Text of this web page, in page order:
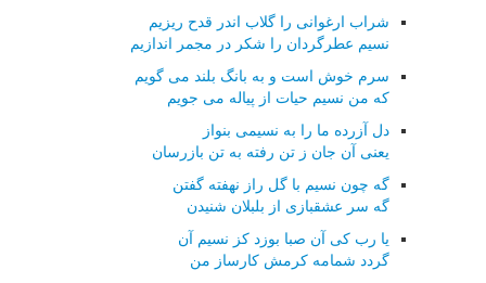
شراب ارغوانی را گلاب اندر قدح ریزیم
نسیم عطرگردان را شکر در مجمر اندازیم
سرم خوش است و به بانگ بلند می گویم
که من نسیم حیات از پیاله می جویم
دل آزرده ما را به نسیمی بنواز
یعنی آن جان ز تن رفته به تن بازرسان
گه چون نسیم با گل راز نهفته گفتن
گه سر عشقبازی از بلبلان شنیدن
یا رب کی آن صبا بوزد کز نسیم آن
گردد شمامه کرمش کارساز من